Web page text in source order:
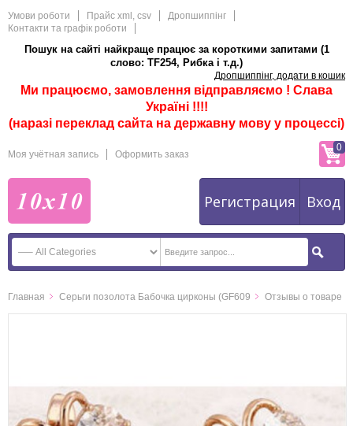
Умови роботи Прайс xml, csv
Дропшиппінг
Контакти та графік роботи
Пошук на сайті найкраще працює за короткими запитами (1
слово: TF254, Рибка і т.д.)
Дропшиппінг, додати в кошик
Ми працюємо, замовлення відправляємо ! Слава
Україні !!!!
(наразі переклад сайта на державну мову у процессі)
Моя учётная запись Оформить заказ
Регистрация Вход
0
Главная Серьги позолота Бабочка цирконы (GF609 Отзывы о товаре